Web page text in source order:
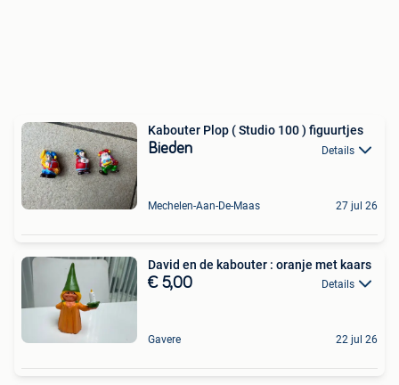
Kabouter Plop ( Studio 100 ) figuurtjes
Bieden Details
Mechelen-Aan-De-Maas 27 jul 26
David en de kabouter : oranje met kaars
€ 5,00 Details
Gavere 22 jul 26